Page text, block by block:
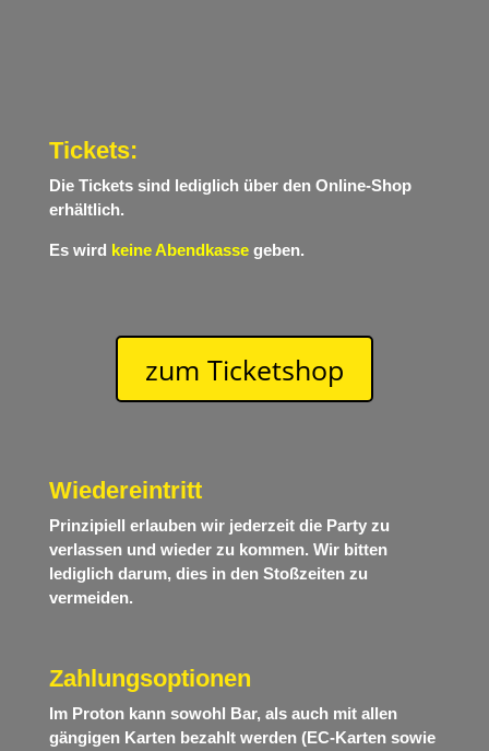
Tickets:
Die Tickets sind lediglich über den Online-Shop
erhältlich.
Es wird keine Abendkassegeben.
zum Ticketshop
Wiedereintritt
Prinzipiell erlauben wir jederzeit die Party zu
verlassen und wieder zu kommen. Wir bitten
lediglich darum, dies in den Stoßzeiten zu
vermeiden.
Zahlungsoptionen
Im Proton kann sowohl Bar, als auch mit allen
gängigen Karten bezahlt werden (EC-Karten sowie